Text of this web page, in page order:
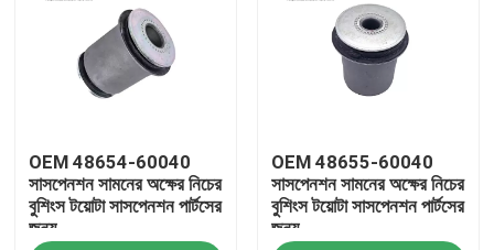
ভিআর শো
আমাদের সম্পর্কে
কারখানা ভ্রমণ
OEM 48654-60040
সাসপেনশন সামনের অক্ষের নিচের
বুশিংস টয়োটা সাসপেনশন পার্টসের
জন্য
OEM 48655-60040
সাসপেনশন সামনের অক্ষের নিচের
বুশিংস টয়োটা সাসপেনশন পার্টসের
জন্য